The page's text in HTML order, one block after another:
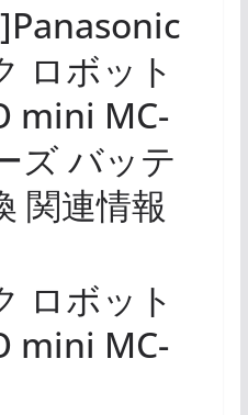
ロボット
mini MC-
ズ バッテ
関連情報
ロボット
mini MC-